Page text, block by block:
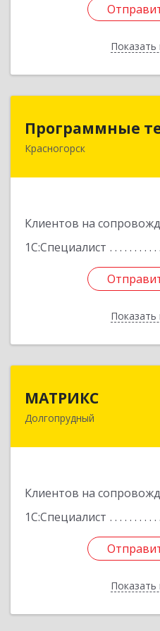
Показать
Программные
Красногорск
Клиентов на
1С:Специалист
Показать
143408, Московская
МАТРИКС
Долгопрудный
Клиентов на
1С:Специалист
Показать
141707,